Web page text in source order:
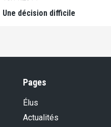
Une décision difficile
Pages
Élus
Actualités